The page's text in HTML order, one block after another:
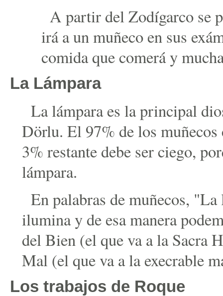
A partir del Zodígarco se
irá a un muñeco en sus
comida que comerá y
La Lámpara
La lámpara es la principal
Dörlu. El 97% de los muñecos
3% restante debe ser ciego,
lámpara.
En palabras de muñecos,
ilumina y de esa manera
del Bien (el que va a la Sacra
Mal (el que va a la execrable
Los trabajos de Roque